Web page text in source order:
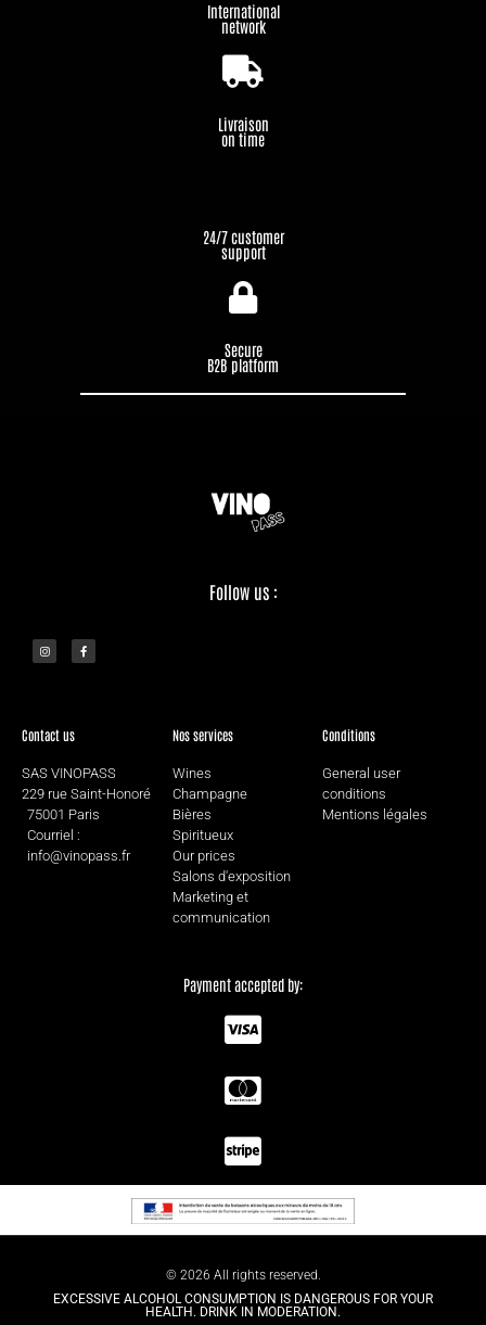
International
network
Livraison
on time
24/7 customer
support
Secure
B2B platform
Follow us :
Contact us
SAS VINOPASS
229 rue Saint-Honoré
75001 Paris
Courriel :
info@vinopass.fr
Nos services
Wines
Champagne
Bières
Spiritueux
Our prices
Salons d'exposition
Marketing et
communication
Conditions
General user
conditions
Mentions légales
Payment accepted by:
© 2026 All rights reserved.
EXCESSIVE ALCOHOL CONSUMPTION IS DANGEROUS FOR YOUR
HEALTH. DRINK IN MODERATION.English (UK)